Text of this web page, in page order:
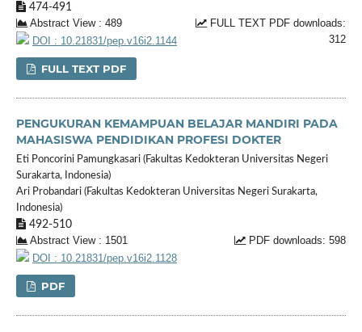
474-491
Abstract View : 489
FULL TEXT PDF downloads:
312
DOI : 10.21831/pep.v16i2.1144
FULL TEXT PDF
PENGUKURAN KEMAMPUAN BELAJAR MANDIRI PADA
MAHASISWA PENDIDIKAN PROFESI DOKTER
Eti Poncorini Pamungkasari (Fakultas Kedokteran Universitas Negeri
Surakarta, Indonesia)
Ari Probandari (Fakultas Kedokteran Universitas Negeri Surakarta,
Indonesia)
492-510
Abstract View : 1501
PDF downloads: 598
DOI : 10.21831/pep.v16i2.1128
PDF